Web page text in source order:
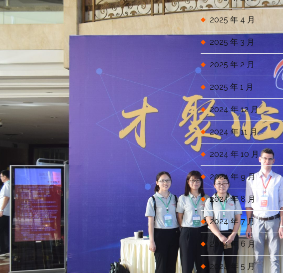
2025 年 4 月
2025 年 3 月
2025 年 2 月
2025 年 1 月
2024 年 12 月
2024 年 11 月
2024 年 10 月
2024 年 9 月
2024 年 8 月
2024 年 7 月
2024 年 6 月
2024 年 5 月